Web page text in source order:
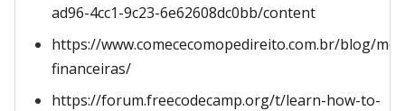
ad96-4cc1-9c23-6e62608dc0bb/content
https://www.comececomopedireito.com.br/blog/
financeiras/
https://forum.freecodecamp.org/t/learn-how-to-